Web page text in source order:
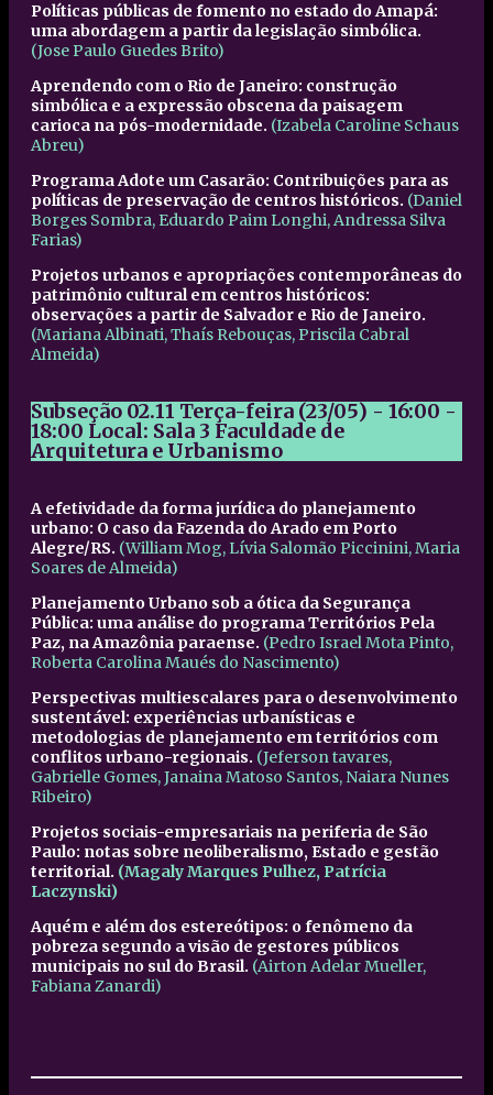
Políticas públicas de fomento no estado do Amapá:
uma abordagem a partir da legislação simbólica.
(Jose Paulo Guedes Brito)
Aprendendo com o Rio de Janeiro: construção
simbólica e a expressão obscena da paisagem
carioca na pós-modernidade. (Izabela Caroline Schaus
Abreu)
Programa Adote um Casarão: Contribuições para as
políticas de preservação de centros históricos. (Daniel
Borges Sombra, Eduardo Paim Longhi, Andressa Silva
Farias)
Projetos urbanos e apropriações contemporâneas do
patrimônio cultural em centros históricos:
observações a partir de Salvador e Rio de Janeiro.
(Mariana Albinati, Thaís Rebouças, Priscila Cabral
Almeida)
Subseção 02.11 Terça-feira (23/05) - 16:00 -
18:00 Local: Sala 3 Faculdade de
Arquitetura e Urbanismo
A efetividade da forma jurídica do planejamento
urbano: O caso da Fazenda do Arado em Porto
Alegre/RS. (William Mog, Lívia Salomão Piccinini, Maria
Soares de Almeida)
Planejamento Urbano sob a ótica da Segurança
Pública: uma análise do programa Territórios Pela
Paz, na Amazônia paraense. (Pedro Israel Mota Pinto,
Roberta Carolina Maués do Nascimento)
Perspectivas multiescalares para o desenvolvimento
sustentável: experiências urbanísticas e
metodologias de planejamento em territórios com
conflitos urbano-regionais. (Jeferson tavares,
Gabrielle Gomes, Janaina Matoso Santos, Naiara Nunes
Ribeiro)
Projetos sociais-empresariais na periferia de São
Paulo: notas sobre neoliberalismo, Estado e gestão
territorial. (Magaly Marques Pulhez, Patrícia
Laczynski)
Aquém e além dos estereótipos: o fenômeno da
pobreza segundo a visão de gestores públicos
municipais no sul do Brasil. (Airton Adelar Mueller,
Fabiana Zanardi)